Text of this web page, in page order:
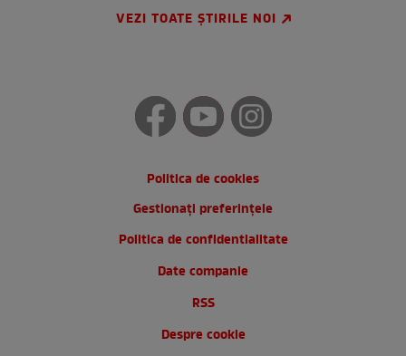
VEZI TOATE ȘTIRILE NOI
Politica de cookies
Gestionați preferințele
Politica de confidentialitate
Date companie
RSS
Despre cookie